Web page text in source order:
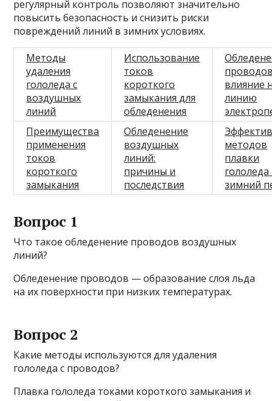
регулярный контроль позволяют значительно
повысить безопасность и снизить риски
повреждений линий в зимних условиях.
Методы
удаления
гололеда с
воздушных
линий
Использование
токов
короткого
замыкания для
обледенения
влияние
линию
Преимущества
применения
токов
короткого
замыкания
Обледенение
воздушных
линий:
причины и
последствия
методов
плавки
гололеда
зимний
Вопрос 1
Что такое обледенение проводов воздушных
линий?
Обледенение проводов — образование слоя льда
на их поверхности при низких температурах.
Вопрос 2
Какие методы используются для удаления
гололеда с проводов?
Плавка гололеда токами короткого замыкания и